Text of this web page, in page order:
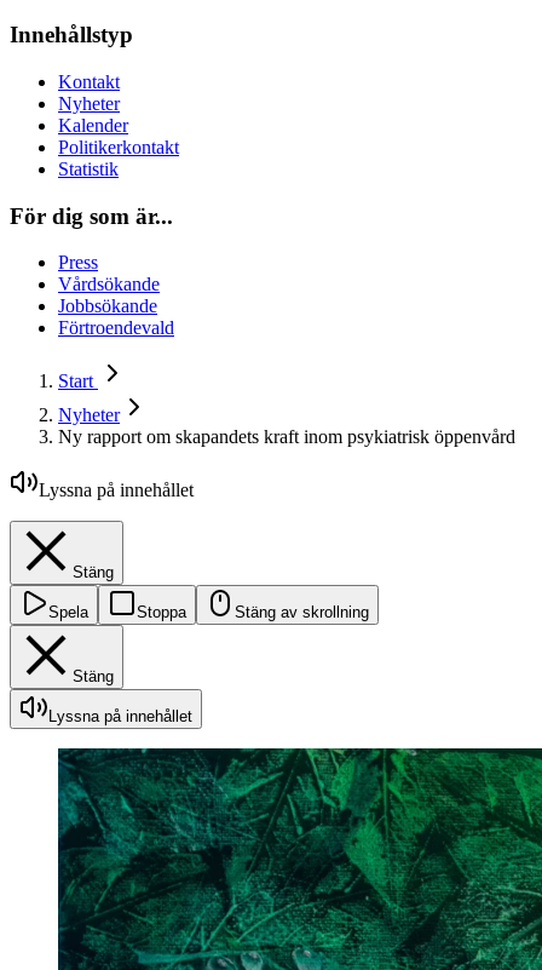
Innehållstyp
Kontakt
Nyheter
Kalender
Politikerkontakt
Statistik
För dig som är...
Press
Vårdsökande
Jobbsökande
Förtroendevald
Start
Nyheter
Ny rapport om skapandets kraft inom psykiatrisk öppenvård
Lyssna på innehållet
Stäng
Spela Stoppa Stäng av skrollning
Stäng
Lyssna på innehållet